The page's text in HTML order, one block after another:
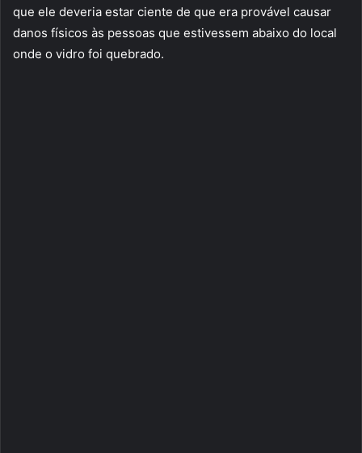
que ele deveria estar ciente de que era provável causar
danos físicos às pessoas que estivessem abaixo do local
onde o vidro foi quebrado.